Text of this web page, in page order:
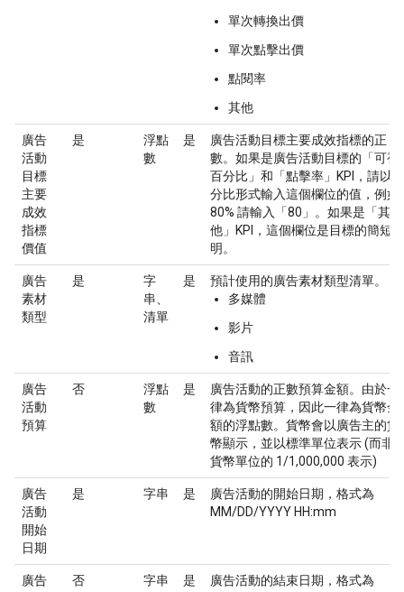
單次轉換出價
單次點擊出價
點閱率
其他
廣告
活動
目標
主要
成效
指標
價值
是
浮點
數
是
廣告活動目標主要成效指標的正
數。如果是廣告活動目標的「可視
百分比」和「點擊率」KPI，請以百
分比形式輸入這個欄位的值，例如
80% 請輸入「80」。如果是「其
他」KPI，這個欄位是目標的簡短說
明。
廣告
素材
類型
是
字
串、
清單
是
預計使用的廣告素材類型清單。
多媒體
影片
音訊
廣告
活動
預算
否
浮點
數
是
廣告活動的正數預算金額。由於一
律為貨幣預算，因此一律為貨幣金
額的浮點數。貨幣會以廣告主的貨
幣顯示，並以標準單位表示 (而非
貨幣單位的 1/1,000,000 表示)
廣告
活動
開始
日期
是 字串 是
廣告活動的開始日期，格式為
MM/DD/YYYY HH:mm
廣告
否 字串 是
廣告活動的結束日期，格式為